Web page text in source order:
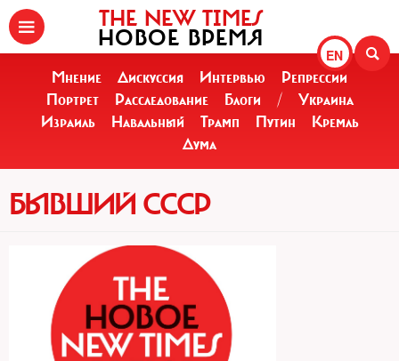
EN
THE NEW TIMES
НОВОЕ ВРЕМЯ
Мнение Дискуссия Интервью
Репрессии
Портрет
Расследование Блоги /
Украина
Израиль
Навальный Трамп Путин
Кремль
Дума
БЫВШИЙ СССР